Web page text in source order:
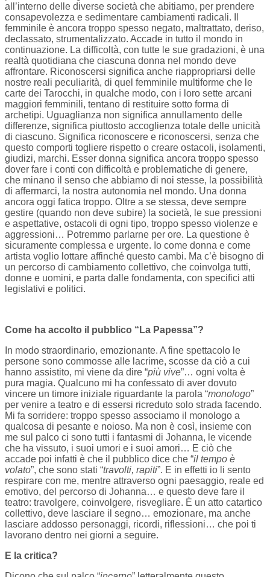
all’interno delle diverse società che abitiamo, per prendere
consapevolezza e sedimentare cambiamenti radicali. Il
femminile è ancora troppo spesso negato, maltrattato, deriso,
declassato, strumentalizzato. Accade in tutto il mondo in
continuazione. La difficoltà, con tutte le sue gradazioni, è una
realtà quotidiana che ciascuna donna nel mondo deve
affrontare. Riconoscersi significa anche riappropriarsi delle
nostre reali peculiarità, di quel femminile multiforme che le
carte dei Tarocchi, in qualche modo, con i loro sette arcani
maggiori femminili, tentano di restituire sotto forma di
archetipi. Uguaglianza non significa annullamento delle
differenze, significa piuttosto accoglienza totale delle unicità
di ciascuno. Significa riconoscere e riconoscersi, senza che
questo comporti togliere rispetto o creare ostacoli, isolamenti,
giudizi, marchi. Esser donna significa ancora troppo spesso
dover fare i conti con difficoltà e problematiche di genere,
che minano il senso che abbiamo di noi stesse, la possibilità
di affermarci, la nostra autonomia nel mondo. Una donna
ancora oggi fatica troppo. Oltre a se stessa, deve sempre
gestire (quando non deve subire) la società, le sue pressioni
e aspettative, ostacoli di ogni tipo, troppo spesso violenze e
aggressioni… Potremmo parlarne per ore. La questione è
sicuramente complessa e urgente. Io come donna e come
artista voglio lottare affinché questo cambi. Ma c’è bisogno di
un percorso di cambiamento collettivo, che coinvolga tutti,
donne e uomini, e parta dalle fondamenta, con specifici atti
legislativi e politici.
Come ha accolto il pubblico “La Papessa”?
In modo straordinario, emozionante. A fine spettacolo le
persone sono commosse alle lacrime, scosse da ciò a cui
hanno assistito, mi viene da dire “più vive”… ogni volta è
pura magia. Qualcuno mi ha confessato di aver dovuto
vincere un timore iniziale riguardante la parola “monologo”
per venire a teatro e di essersi ricreduto solo strada facendo.
Mi fa sorridere: troppo spesso associamo il monologo a
qualcosa di pesante e noioso. Ma non è così, insieme con
me sul palco ci sono tutti i fantasmi di Johanna, le vicende
che ha vissuto, i suoi umori e i suoi amori… E ciò che
accade poi infatti è che il pubblico dice che “il tempo è
volato”, che sono stati “travolti, rapiti”. E in effetti io li sento
respirare con me, mentre attraverso ogni paesaggio, reale ed
emotivo, del percorso di Johanna… e questo deve fare il
teatro: travolgere, coinvolgere, risvegliare. È un atto catartico
collettivo, deve lasciare il segno… emozionare, ma anche
lasciare addosso personaggi, ricordi, riflessioni… che poi ti
lavorano dentro nei giorni a seguire.
E la critica?